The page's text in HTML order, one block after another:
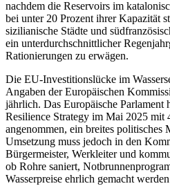
nachdem die Reservoirs im
bei unter 20 Prozent ihrer Kapazität
sizilianische Städte und
ein unterdurchschnittlicher
Rationierungen zu erwägen.
Die EU-Investitionslücke im
Angaben der Europäischen
jährlich. Das Europäische Parlament
Resilience Strategy im Mai 2025 mit
angenommen, ein breites politisches
Umsetzung muss jedoch in den
Bürgermeister, Werkleiter und
ob Rohre saniert,
Wasserpreise ehrlich gemacht